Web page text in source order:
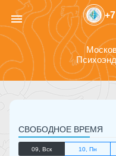
menu
СВОБОДНОЕ ВРЕМЯ
09, Вск 10, Пн